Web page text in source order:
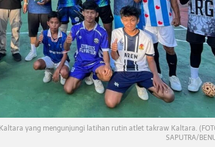
Kaltara yang mengunjungi latihan rutin atlet takraw Kaltara.
SAPUTRA/